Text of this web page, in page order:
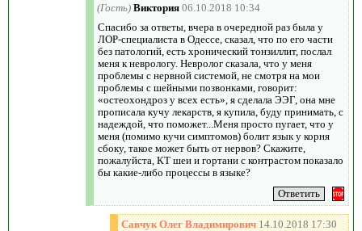
(Гость) Виктория 06.10.2018 10:34
Спасибо за ответы, вчера в очередной раз была у
ЛОР-специалиста в Одессе, сказал, что по его части
без патологий, есть хронический тонзиллит, послал
меня к неврологу. Невролог сказала, что у меня
проблемы с нервной системой, не смотря на мои
проблемы с шейными позвонками, говорит:
«остеохондроз у всех есть», я сделала ЭЭГ, она мне
прописала кучу лекарств, я купила, буду принимать, с
надеждой, что поможет...Меня просто пугает, что у
меня (помимо кучи симптомов) болит язык у корня
сбоку, такое может быть от нервов? Скажите,
пожалуйста, КТ шеи и гортани с контрастом показало
бы какие-либо процессы в языке?
Савчук Олег Владимирович 14.10.2018 17:30